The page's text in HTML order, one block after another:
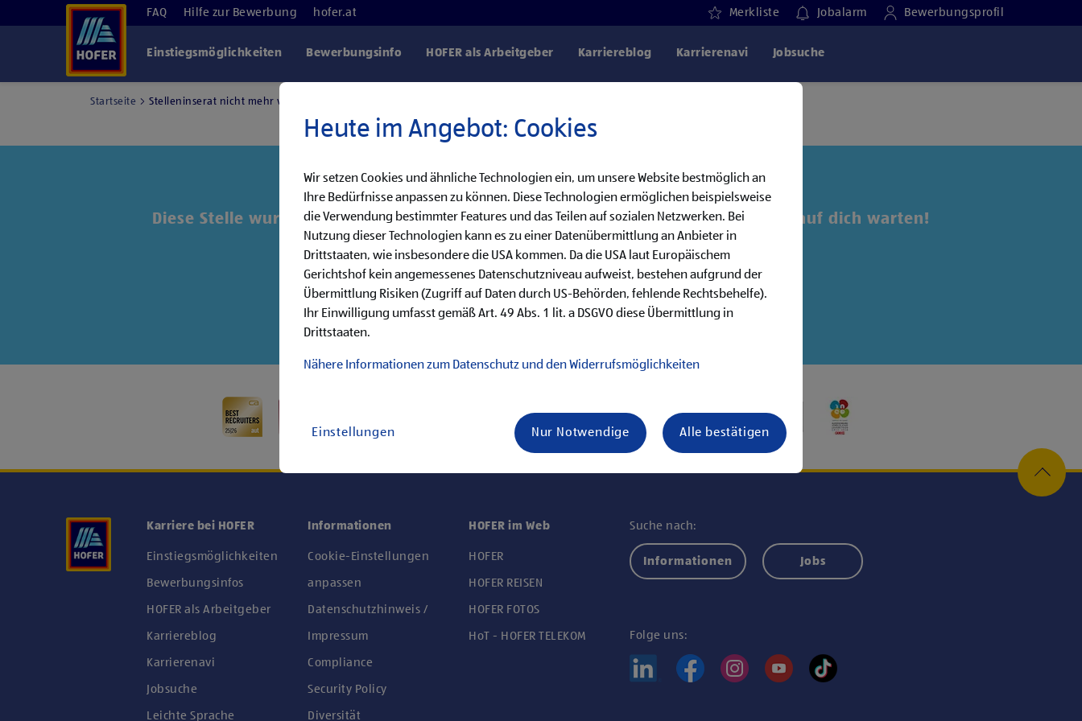
FAQ Hilfe zur Bewerbung hofer.at Merkliste Jobalarm Bewerbungsprofil
Einstiegsmöglichkeiten Bewerbungsinfo HOFER als Arbeitgeber Karriereblog Karrierenavi Jobsuche
Startseite Stelleninserat nicht mehr verfügbar
Diese Stelle wurde leider bereits besetzt, aber wir haben noch weitere Jobs, die auf dich warten!
Danke für dein Interesse!
Entdecke unsere offenen Jobs oder abonniere deinen persönlichen Jobalarm:
Jobsuche Jobalarm
Karriere bei HOFER
Einstiegsmöglichkeiten
Bewerbungsinfos
HOFER als Arbeitgeber
Karriereblog
Karrierenavi
Jobsuche
Leichte Sprache
Informationen
Cookie-Einstellungen
anpassen
Datenschutzhinweis /
Impressum
Compliance
Security Policy
Diversität
HOFER im Web
HOFER
HOFER REISEN
HOFER FOTOS
HoT - HOFER TELEKOM
Suche nach:
Informationen Jobs
Folge uns:
Heute im Angebot: Cookies
Wir setzen Cookies und ähnliche Technologien ein, um unsere Website bestmöglich an
Ihre Bedürfnisse anpassen zu können. Diese Technologien ermöglichen beispielsweise
die Verwendung bestimmter Features und das Teilen auf sozialen Netzwerken. Bei
Nutzung dieser Technologien kann es zu einer Datenübermittlung an Anbieter in
Drittstaaten, wie insbesondere die USA kommen. Da die USA laut Europäischem
Gerichtshof kein angemessenes Datenschutzniveau aufweist, bestehen aufgrund der
Übermittlung Risiken (Zugriff auf Daten durch US-Behörden, fehlende Rechtsbehelfe).
Ihr Einwilligung umfasst gemäß Art. 49 Abs. 1 lit. a DSGVO diese Übermittlung in
Drittstaaten.
Nähere Informationen zum Datenschutz und den Widerrufsmöglichkeiten
Einstellungen Nur Notwendige Alle bestätigen